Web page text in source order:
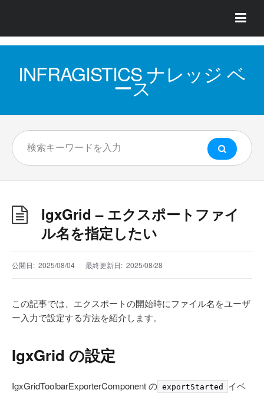
INFRAGISTICS ナレッジ ベ
ース
IgxGrid – エクスポートファイ
ル名を指定したい
公開日: 2025/08/04 最終更新日: 2025/08/28
この記事では、エクスポートの開始時にファイル名をユーザ
ー入力で設定する方法を紹介します。
IgxGrid の設定
IgxGridToolbarExporterComponent の exportStarted
イベ